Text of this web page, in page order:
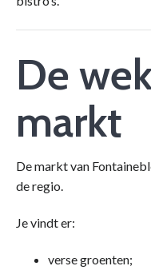
De
markt
De markt van
de regio.
Je vindt er:
verse groenten;